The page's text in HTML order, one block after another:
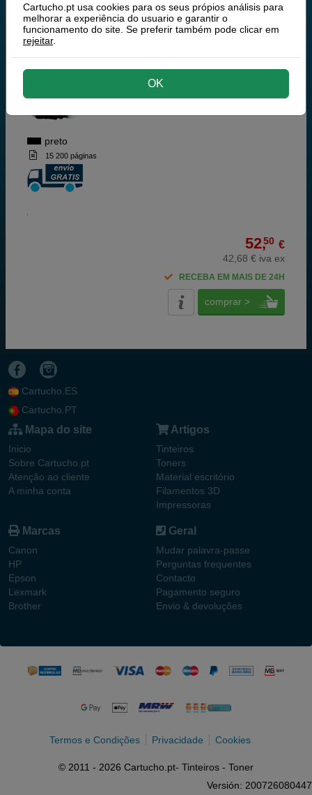
Q-Nomic (Marca Própria)
Artigo recomendado!| Qualidade e
rendimento | Garantía 100%
Q-Nomic 09A (C3909A) toner preto
preto
15 200 páginas
52,50 €
42,68 € iva ex
RECEBA EM MAIS DE 24H
comprar >
Cartucho.ES
Cartucho.PT
Mapa do site
Inicio
Sobre Cartucho.pt
Atenção ao cliente
A minha conta
Artigos
Tinteiros
Toners
Material escritório
Filamentos 3D
Impressoras
Marcas
Canon
HP
Epson
Lexmark
Brother
Geral
Mudar palavra-passe
Perguntas frequentes
Contacto
Pagamento seguro
Envio & devoluções
Termos e Condições Privacidade Cookies
© 2011 - 2026 Cartucho.pt- Tinteiros - Toner
Versión: 200726080447
Cartucho.pt usa cookies para os seus própios análisis para
melhorar a experiência do usuario e garantir o
funcionamento do site. Se preferir também pode clicar em
rejeitar.
OK